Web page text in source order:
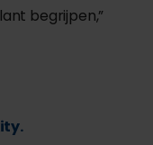
begrijpen,”